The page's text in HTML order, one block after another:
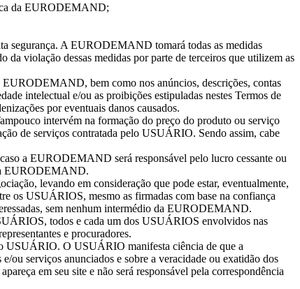
da EURODEMAND;
segurança. A EURODEMAND tomará todas as medidas
da violação dessas medidas por parte de terceiros que utilizem as
bem como nos anúncios, descrições, contas
intelectual e/ou as proibições estipuladas nestes Termos de
por eventuais danos causados.
intervém na formação do preço do produto ou serviço
de serviços contratada pelo USUÁRIO. Sendo assim, cabe
a EURODEMAND será responsável pelo lucro cessante ou
EURODEMAND.
levando em consideração que pode estar, eventualmente,
os USUÁRIOS, mesmo as firmadas com base na confiança
sem nenhum intermédio da EURODEMAND.
todos e cada um dos USUÁRIOS envolvidos nas
e procuradores.
USUÁRIO. O USUÁRIO manifesta ciência de que a
ou serviços anunciados e sobre a veracidade ou exatidão dos
em seu site e não será responsável pela correspondência